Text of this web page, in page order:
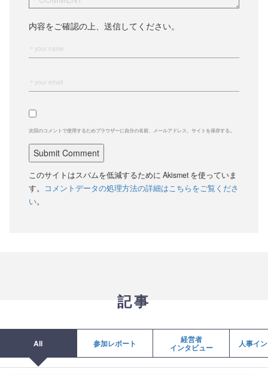
内容をご確認の上、送信してください。
次回のコメントで使用するためブラウザーに自分の名前、メールアドレス、サイトを保存する。
このサイトはスパムを低減するために Akismet を使っていま
す。
コメントデータの処理方法の詳細はこちらをご覧くださ
い。
記事
All 参加レポート 経営者
インタビュー 人事イ